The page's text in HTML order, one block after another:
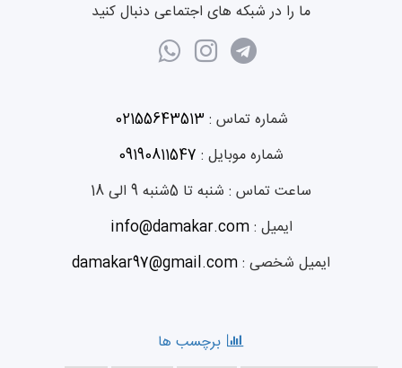
ما را در شبکه های اجتماعی دنبال کنید
شماره تماس : 02155643513
شماره موبایل : 09190811547
ساعت تماس : شنبه تا 5شنبه 9 الی 18
ایمیل :info@damakar.com
ایمیل شخصی : damakar97@gmail.com
برچسب ها